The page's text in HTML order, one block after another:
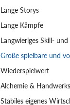
Lange Storys
Lange Kämpfe
Langwieriges Skill- und
Große spielbare und
Wiederspielwert
Alchemie &
Stabiles eigenes